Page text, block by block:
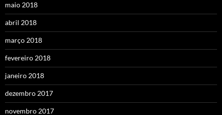
maio 2018
abril 2018
março 2018
fevereiro 2018
janeiro 2018
dezembro 2017
novembro 2017